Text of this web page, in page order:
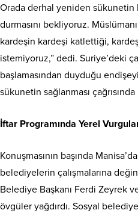
Orada derhal yeniden sükunetin
durmasını bekliyoruz.
kardeşin kardeşi katlettiği, kardeş
istemiyoruz,” dedi. Suriye’deki
başlamasından duyduğu
sükunetin sağlanması
İftar Programında Yerel
Konuşmasının başında
belediyelerin çalışmalarına
Belediye Başkanı Ferdi Zeyrek
övgüler yağdırdı. Sosyal